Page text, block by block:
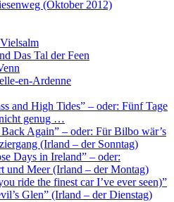
(Oktober 2012)
Das Tal der Feen
en-Ardenne
and High Tides” – oder: Fünf Tage
genug …
Again” – oder: Für Bilbo wär’s
(Irland – der Sonntag)
Days in Ireland” – oder:
und Meer (Irland – der Montag)
ride the finest car I’ve ever seen)”
Glen” (Irland – der Dienstag)